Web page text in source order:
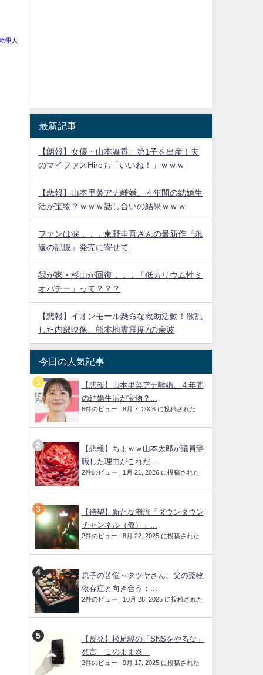
理人
最新記事
【朗報】女優・山本舞香、第1子を出産！夫
のマイファスHiroも「いいね！」ｗｗｗ
【悲報】山本里菜アナ離婚、４年間の結婚生
活が宝物？ｗｗｗ話し合いの結果ｗｗｗ
ファンは涙．．．東野圭吾さんの最新作『永
遠の記憶』発売に寄せて
我が家・杉山が回復．．．「低カリウム性ミ
オパチー」って？？？
【悲報】イオンモール懸命な救助活動！散乱
した内部映像、熊本地震震度7の余波
今日の人気記事
【悲報】山本里菜アナ離婚、４年間
の結婚生活が宝物？...
6件のビュー | 8月 7, 2026 に投稿された
【悲報】ちょｗｗ山本太郎が議員辞
職した理由がこれだ...
2件のビュー | 1月 21, 2026 に投稿された
【待望】新たな潮流「ダウンタウン
チャンネル（仮）」...
2件のビュー | 8月 22, 2025 に投稿された
息子の苦悩～タツヤさん、父の薬物
依存症と向き合う：...
2件のビュー | 10月 28, 2025 に投稿された
【反発】松尾駿の「SNSをやるな」
発言 このまま炎...
2件のビュー | 9月 17, 2025 に投稿された